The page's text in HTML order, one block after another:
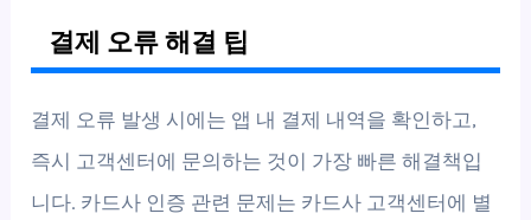
결제 오류 해결 팁
결제 오류 발생 시에는 앱 내 결제 내역을 확인하고,
즉시 고객센터에 문의하는 것이 가장 빠른 해결책입
니다. 카드사 인증 관련 문제는 카드사 고객센터에 별